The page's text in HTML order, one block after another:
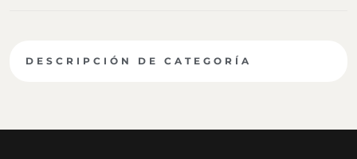
DESCRIPCIÓN DE CATEGORÍA